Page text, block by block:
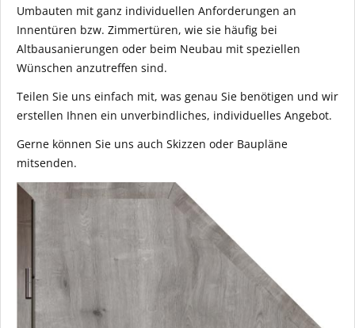
Umbauten mit ganz individuellen Anforderungen an
Innentüren bzw. Zimmertüren, wie sie häufig bei
Altbausanierungen oder beim Neubau mit speziellen
Wünschen anzutreffen sind.
Teilen Sie uns einfach mit, was genau Sie benötigen und wir
erstellen Ihnen ein unverbindliches, individuelles Angebot.
Gerne können Sie uns auch Skizzen oder Baupläne
mitsenden.